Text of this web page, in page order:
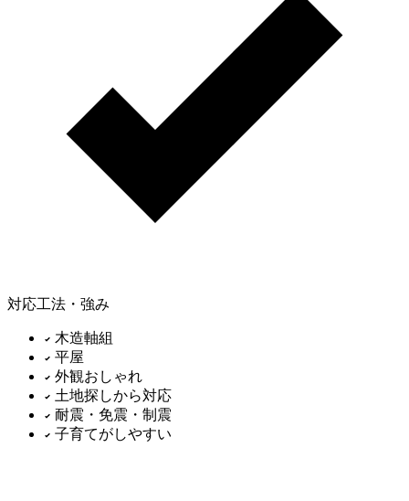
対応工法・強み
木造軸組
平屋
外観おしゃれ
土地探しから対応
耐震・免震・制震
子育てがしやすい